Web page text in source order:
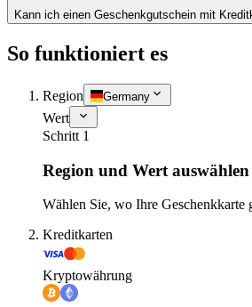
Kann ich einen Geschenkgutschein mit
So funktioniert es
Region Germany
Wert
Schritt 1
Region und Wert auswählen
Wählen Sie, wo Ihre Geschenkkarte
Kreditkarten
Kryptowährung